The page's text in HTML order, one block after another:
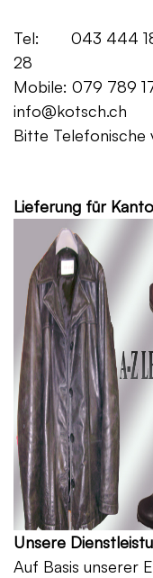
Tel: 043 444
Mobile: 079 789
info@kotsch.ch
Bitte Telefonische
Lieferung für
Unsere
Auf Basis unserer